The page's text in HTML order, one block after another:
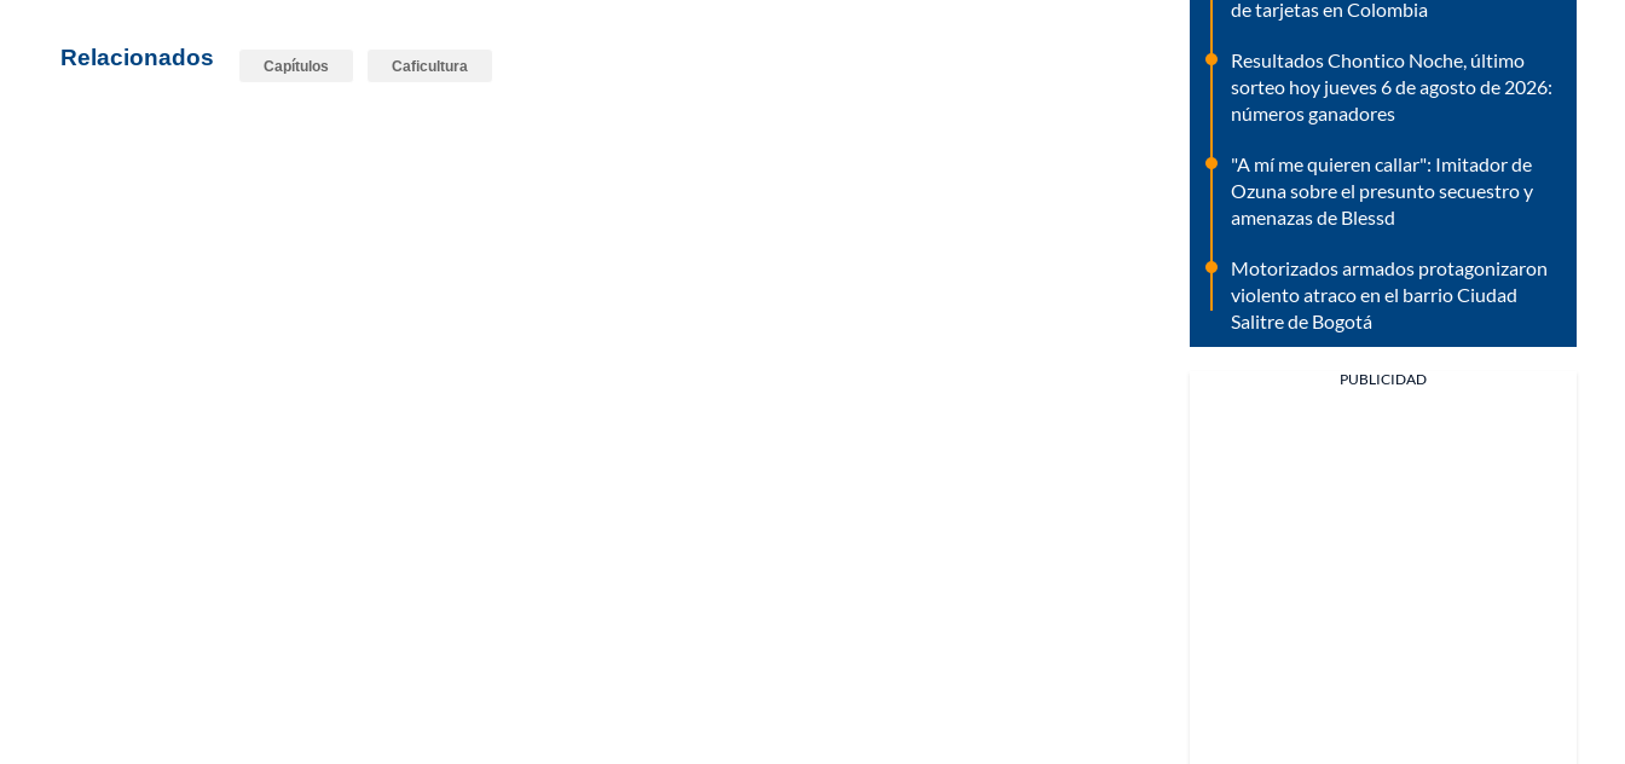
Relacionados Capítulos Caficultura
de tarjetas en Colombia
Resultados Chontico Noche, último
sorteo hoy jueves 6 de agosto de 2026:
números ganadores
"A mí me quieren callar": Imitador de
Ozuna sobre el presunto secuestro y
amenazas de Blessd
Motorizados armados protagonizaron
violento atraco en el barrio Ciudad
Salitre de Bogotá
PUBLICIDAD